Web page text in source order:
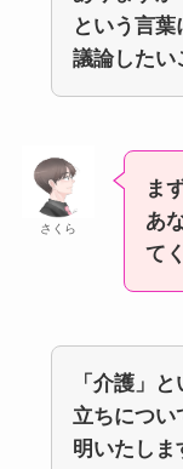
という言
議論したい
さくら
ま
あ
て
「介護」
立ちについ
明いたしま